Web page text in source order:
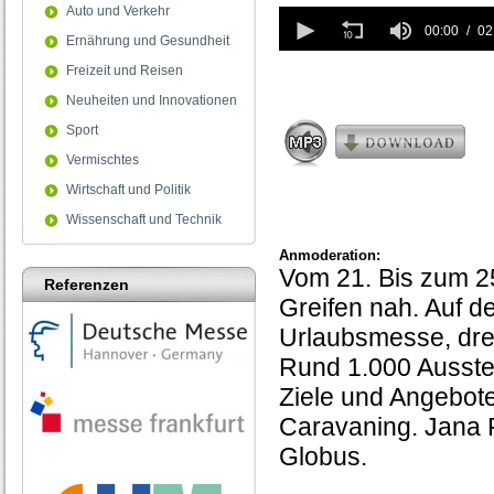
Auto und Verkehr
Ernährung und Gesundheit
Freizeit und Reisen
Neuheiten und Innovationen
Sport
Vermischtes
Wirtschaft und Politik
Wissenschaft und Technik
Referenzen
seconds
of
seconds
00:00
Anmoderation:
Vom 21. Bis zum
Greifen nah. Auf
Urlaubsmesse,
Rund 1.000
Ziele und
Caravaning. Jana
Globus.